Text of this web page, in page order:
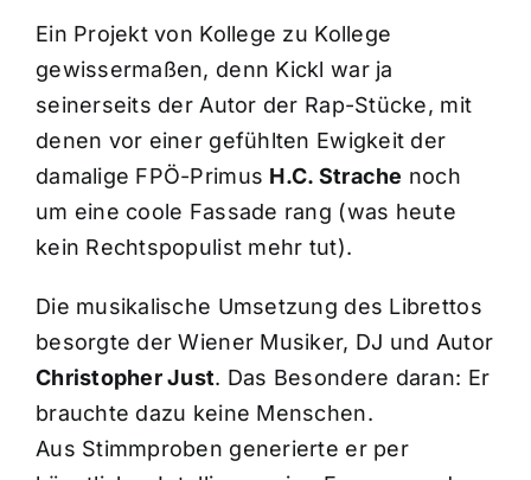
Ein Projekt von Kollege zu Kollege
gewissermaßen, denn Kickl war ja
seinerseits der Autor der Rap-Stücke, mit
denen vor einer gefühlten Ewigkeit der
damalige FPÖ-Primus H.C. Strache noch
um eine coole Fassade rang (was heute
kein Rechtspopulist mehr tut).
Die musikalische Umsetzung des Librettos
besorgte der Wiener Musiker, DJ und Autor
Christopher Just. Das Besondere daran: Er
brauchte dazu keine Menschen.
Aus Stimmproben generierte er per